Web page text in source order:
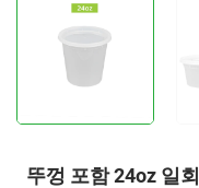
뚜껑 포함 24oz 일